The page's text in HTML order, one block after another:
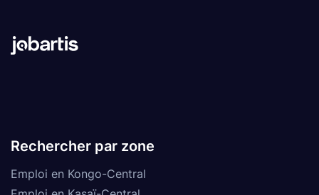
Rechercher par zone
Emploi en Kongo-Central